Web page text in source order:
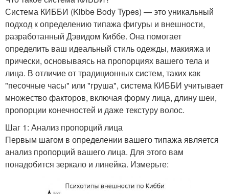
Система КИББИ (Kibbe Body Types) — это уникальный
подход к определению типажа фигуры и внешности,
разработанный Дэвидом Киббе. Она помогает
определить ваш идеальный стиль одежды, макияжа и
прически, основываясь на пропорциях вашего тела и
лица. В отличие от традиционных систем, таких как
"песочные часы" или "груша", система КИББИ учитывает
множество факторов, включая форму лица, длину шеи,
пропорции конечностей и даже текстуру волос.
Шаг 1: Анализ пропорций лица
Первым шагом в определении вашего типажа является
анализ пропорций вашего лица. Для этого вам
понадобится зеркало и линейка. Измерьте: